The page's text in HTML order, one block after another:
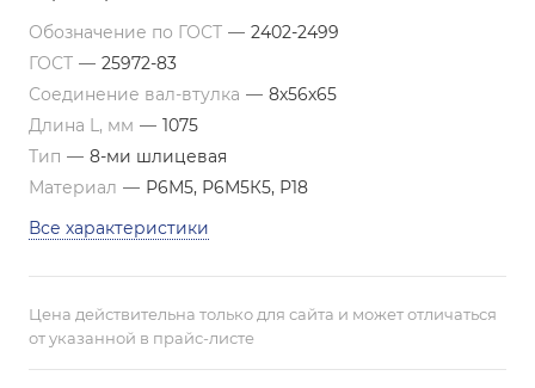
Обозначение по ГОСТ — 2402-2499
ГОСТ — 25972-83
Соединение вал-втулка — 8х56х65
Длина L, мм — 1075
Тип — 8-ми шлицевая
Материал — Р6М5, Р6М5К5, Р18
Все характеристики
Цена действительна только для сайта и может отличаться
от указанной в прайс-листе